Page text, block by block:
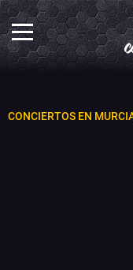
CONCIERTOS EN